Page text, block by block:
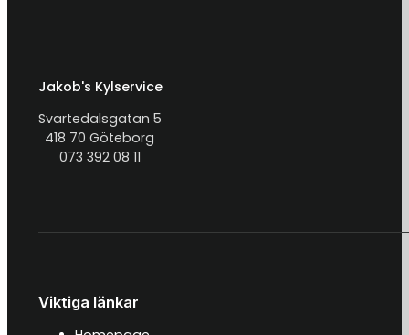
Jakob's Kylservice
Svartedalsgatan 5
418 70 Göteborg
073 392 08 11
Viktiga länkar